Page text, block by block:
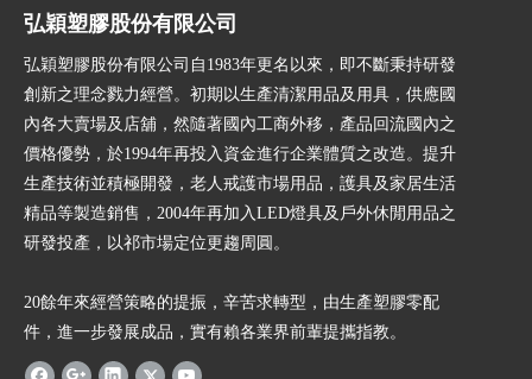
弘穎塑膠股份有限公司
弘穎塑膠股份有限公司自1983年更名以來，即不斷秉持研發
創新之理念戮力經營。初期以生產清潔用品及用具，供應國
內各大賣場及店舖，然隨著國內工商外移，產品回流國內之
價格優勢，於1994年再投入資金進行企業體質之改造。提升
生產技術並積極開發，老人戒護市場用品，護具及家居生活
精品等製造銷售，2004年再加入LED燈具及戶外休閒用品之
研發投產，以祁市場定位更趨周圓。
20餘年來經營策略的提振，辛苦求轉型，由生產塑膠零配
件，進一步發展成品，實有賴各業界前輩提攜指教。